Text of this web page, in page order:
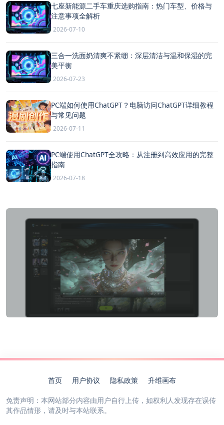
七座新能源二手车重庆选购指南：热门车型、价格与
注意事项全解析
2026-07-10
三合一洗面奶清爽不紧绷：深层清洁与温和保湿的完
美平衡
2026-07-23
PC端如何使用ChatGPT？电脑访问ChatGPT详细教程
与常见问题
2026-07-11
PC端使用ChatGPT全攻略：从注册到高效应用的完整
指南
2026-07-18
首页 用户协议 隐私政策 升维画布
免责声明：本网站部分内容由用户自行上传，如权利人发现存在误传
其作品情形，请及时与本站联系。